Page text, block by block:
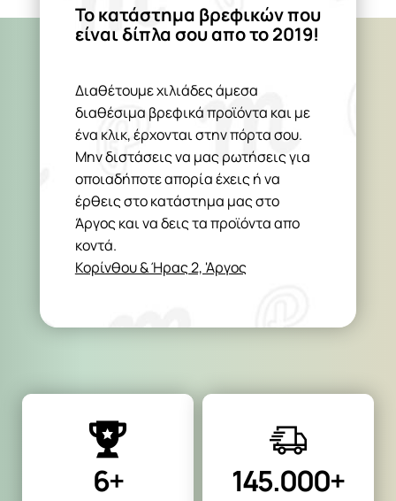
Το κατάστημα βρεφικών που
είναι δίπλα σου απο το 2019!
Διαθέτουμε χιλιάδες άμεσα
διαθέσιμα βρεφικά προϊόντα και με
ένα κλικ, έρχονται στην πόρτα σου.
Μην διστάσεις να μας ρωτήσεις για
οποιαδήποτε απορία έχεις ή να
έρθεις στο κατάστημα μας στο
Άργος και να δεις τα προϊόντα απο
κοντά.
Κορίνθου & Ήρας 2, 'Αργος
6+ 145.000+